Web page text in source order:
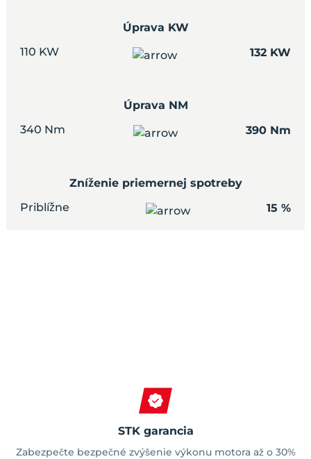
Úprava KW
110 KW
132 KW
Úprava NM
340 Nm
390 Nm
Zníženie priemernej spotreby
Priblížne
15 %
STK garancia
Zabezpečte bezpečné zvýšenie výkonu motora až o 30%